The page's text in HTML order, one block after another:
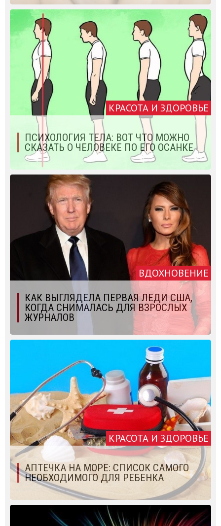
КРАСОТА И ЗДОРОВЬЕ
ПСИХОЛОГИЯ ТЕЛА: ВОТ ЧТО МОЖНО
СКАЗАТЬ О ЧЕЛОВЕКЕ ПО ЕГО ОСАНКЕ
ВДОХНОВЕНИЕ
КАК ВЫГЛЯДЕЛА ПЕРВАЯ ЛЕДИ США,
КОГДА СНИМАЛАСЬ ДЛЯ ВЗРОСЛЫХ
ЖУРНАЛОВ
КРАСОТА И ЗДОРОВЬЕ
АПТЕЧКА НА МОРЕ: СПИСОК САМОГО
НЕОБХОДИМОГО ДЛЯ РЕБЕНКА